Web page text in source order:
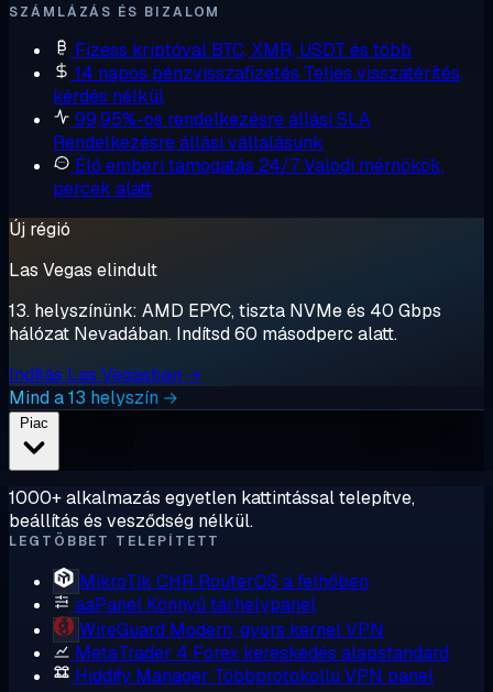
SZÁMLÁZÁS ÉS BIZALOM
Fizess kriptóval BTC, XMR, USDT és több
14 napos pénzvisszafizetés Teljes visszatérítés,
kérdés nélkül
99,95%-os rendelkezésre állási SLA
Rendelkezésre állási vállalásunk
Élő emberi támogatás 24/7Valódi mérnökök,
percek alatt
Új régió
Las Vegas elindult
13. helyszínünk: AMD EPYC, tiszta NVMe és 40 Gbps
hálózat Nevadában. Indítsd 60 másodperc alatt.
Indítás Las Vegasban →
Mind a 13 helyszín →
1000+ alkalmazás egyetlen kattintással telepítve,
beállítás és vesződség nélkül.
LEGTÖBBET TELEPÍTETT
MikroTik CHR RouterOS a felhőben
aaPanel Könnyű tárhelypanel
WireGuard Modern, gyors kernel VPN
MetaTrader 4 Forex kereskedés alapstandard
Hiddify Manager Többprotokollú VPN panel